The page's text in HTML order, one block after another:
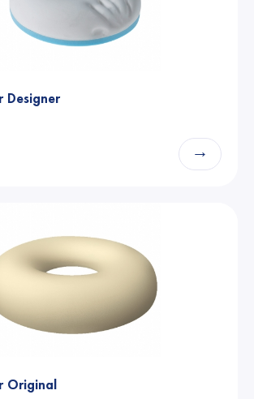
Precio
Designer
→
Original